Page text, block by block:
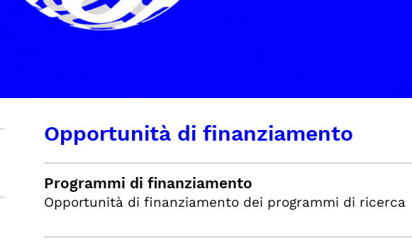
Opportunità di finanziamento
Programmi di finanziamento
Opportunità di finanziamento dei programmi di ricerca